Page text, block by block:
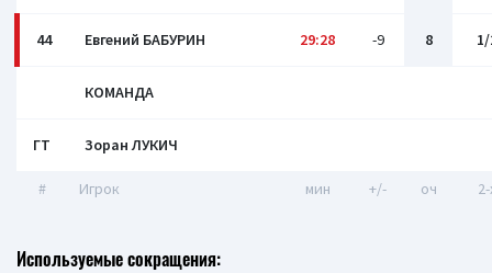
44 Евгений БАБУРИН 29:28 -9 8
КОМАНДА
ГТ Зоран ЛУКИЧ
# Игрок мин +/- оч
Используемые сокращения: